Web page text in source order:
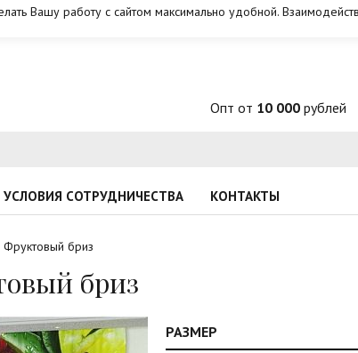
Вашу работу с сайтом максимально удобной.
Опт от 10 000 рублей
УСЛОВИЯ СОТРУДНИЧЕСТВА КОНТАКТЫ
бриз
бриз
РАЗМЕР